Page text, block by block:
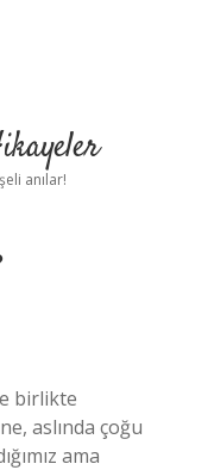
anılar!
birlikte
aslında çoğu
ama